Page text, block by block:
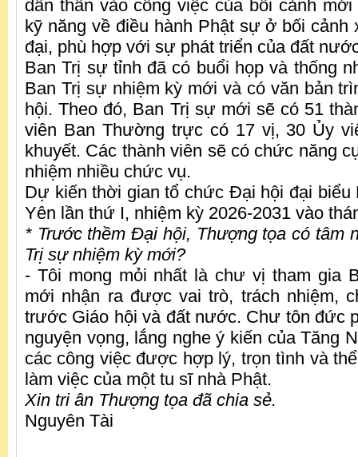
dấn thân vào công việc của bối cảnh mới
kỹ năng về điều hành Phật sự ở bối cảnh
đại, phù hợp với sự phát triển của đất
Ban Trị sự tỉnh đã có buổi họp và thống
Ban Trị sự nhiệm kỳ mới và có văn bản
hội. Theo đó, Ban Trị sự mới sẽ có 51
viên Ban Thường trực có 17 vị, 30 Ủy
khuyết. Các thành viên sẽ có chức năng
nhiệm nhiều chức vụ.
Dự kiến thời gian tổ chức Đại hội đại biểu
Yên lần thứ I, nhiệm kỳ 2026-2031 vào
* Trước thềm Đại hội, Thượng tọa có tâm
Trị sự nhiệm kỳ mới?
- Tôi mong mỏi nhất là chư vị tham gia
mới nhận ra được vai trò, trách nhiệm,
trước Giáo hội và đất nước. Chư tôn đức
nguyện vọng, lắng nghe ý kiến của Tăng
các công việc được hợp lý, trọn tình và
làm việc của một tu sĩ nhà Phật.
Xin tri ân Thượng tọa đã chia sẻ.
Nguyên Tài